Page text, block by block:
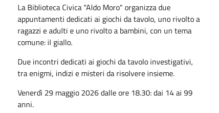
La Biblioteca Civica "Aldo Moro" organizza due
appuntamenti dedicati ai giochi da tavolo, uno rivolto a
ragazzi e adulti e uno rivolto a bambini, con un tema
comune: il giallo.
Due incontri dedicati ai giochi da tavolo investigativi,
tra enigmi, indizi e misteri da risolvere insieme.
Venerdì 29 maggio 2026 dalle ore 18.30: dai 14 ai 99
anni.